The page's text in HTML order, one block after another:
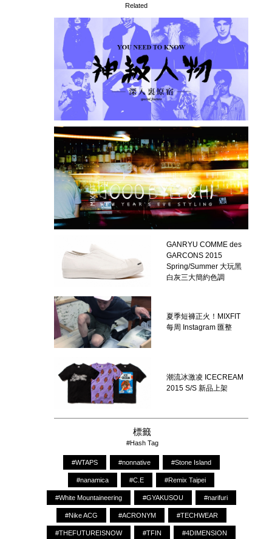
Related
GANRYU COMME des
GARCONS 2015
Spring/Summer 大玩黑
白灰三大簡約色調
夏季短褲正火！MIXFIT
每周 Instagram 匯整
潮流冰激凌 ICECREAM
2015 S/S 新品上架
標籤
#Hash Tag
#WTAPS #nonnative #Stone Island
#nanamica #C.E #Remix Taipei
#White Mountaineering #GYAKUSOU #narifuri
#Nike ACG #ACRONYM #TECHWEAR
#THEFUTUREISNOW #TFIN #4DIMENSION